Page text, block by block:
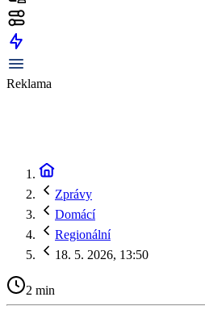
Reklama
Zprávy
Domácí
Regionální
18. 5. 2026, 13:50
2 min